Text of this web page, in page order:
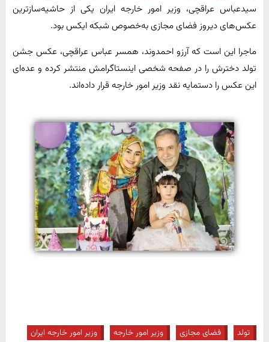
سیدعباس عراقچی، وزیر امور خارجه ایران یکی از حاشیه‌سازترین
عکس‌های دیروز فضای مجازی به‌خصوص شبکه ایکس بود.
ماجرا این است که آرزو احمدوند، همسر عباس عراقچی، عکس جشن
تولد دخترش را در صفحه شخصی اینستاگرامش منتشر کرده و عده‌ای
این عکس را دستمایه نقد وزیر امور خارجه قرار داده‌اند.
تولد فضای مجازی وزیر امور خارجه
وزیر امور خارجه ایران